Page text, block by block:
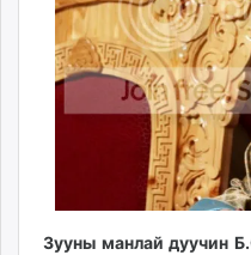
mnb.mn
Livetv.mn
Eguur.mn
24tsag.mn
ergelt.mn
zarig.mn
Зууны манлай дуучин